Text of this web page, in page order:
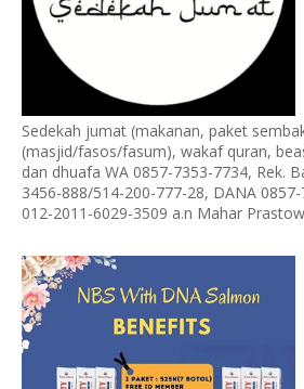
Sedekah jumat (makanan, paket
(masjid/fasos/fasum), wakaf quran,
dan dhuafa WA 0857-7353-7734, Rek.
3456-888/514-200-777-28, DANA
012-2011-6029-3509 a.n Mahar